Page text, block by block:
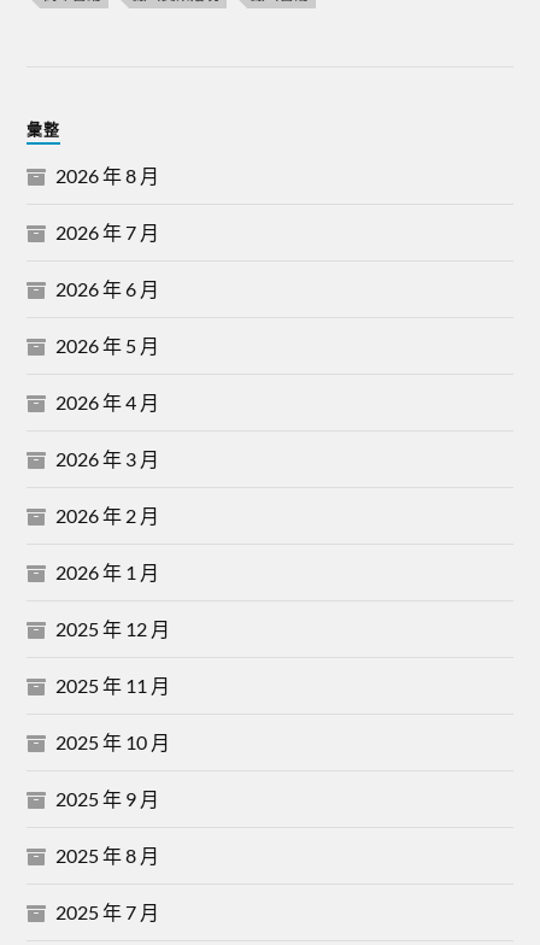
彙整
2026 年 8 月
2026 年 7 月
2026 年 6 月
2026 年 5 月
2026 年 4 月
2026 年 3 月
2026 年 2 月
2026 年 1 月
2025 年 12 月
2025 年 11 月
2025 年 10 月
2025 年 9 月
2025 年 8 月
2025 年 7 月